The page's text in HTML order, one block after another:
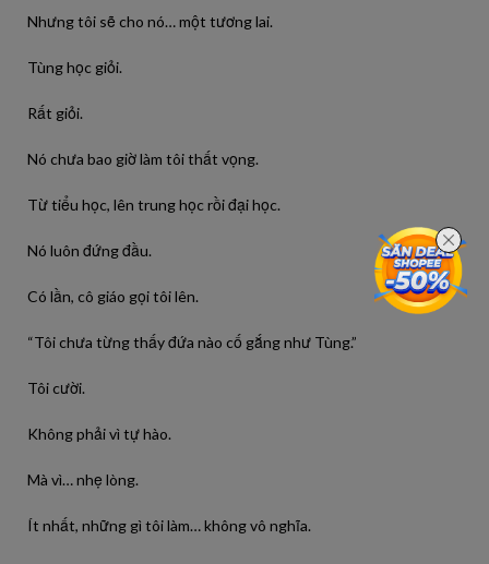
Nhưng tôi sẽ cho nó… một tương lai.
Tùng học giỏi.
Rất giỏi.
Nó chưa bao giờ làm tôi thất vọng.
Từ tiểu học, lên trung học rồi đại học.
Nó luôn đứng đầu.
Có lần, cô giáo gọi tôi lên.
“Tôi chưa từng thấy đứa nào cố gắng như Tùng.”
Tôi cười.
Không phải vì tự hào.
Mà vì… nhẹ lòng.
Ít nhất, những gì tôi làm… không vô nghĩa.